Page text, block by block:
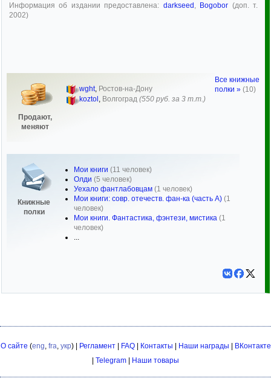
Информация об издании предоставлена: darkseed Bogobor (доп. т.
2002)
Продают,
меняют
wght, Ростов-на-Дону
koztol , Волгоград (550 руб. за 3 т.т.)
Книжные
полки
Мои книги (11 человек)
Олди (5 человек)
Уехало фантлабовцам (1 человек)
Мои книги: совр. отечеств. фан-ка (часть А) (1
человек)
Мои книги. Фантастика, фэнтези, мистика (1
человек)
...
Все книжные
полки » (10)
О сайте (eng, fra, укр) | Регламент| FAQ| Контакты Наши награды
ВКонтакте
Telegram Наши товары